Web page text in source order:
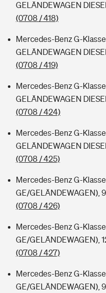
GELÄNDEWAGEN
(0708 / 418)
Mercedes-Benz G-
GELÄNDEWAGEN
(0708 / 419)
Mercedes-Benz G-
GELÄNDEWAGEN
(0708 / 424)
Mercedes-Benz G-
GELÄNDEWAGEN
(0708 / 425)
Mercedes-Benz G-
GE/GELÄNDEWAGEN),
(0708 / 426)
Mercedes-Benz G-
GE/GELÄNDEWAGEN),
(0708 / 427)
Mercedes-Benz G-
GE/GELÄNDEWAGEN),